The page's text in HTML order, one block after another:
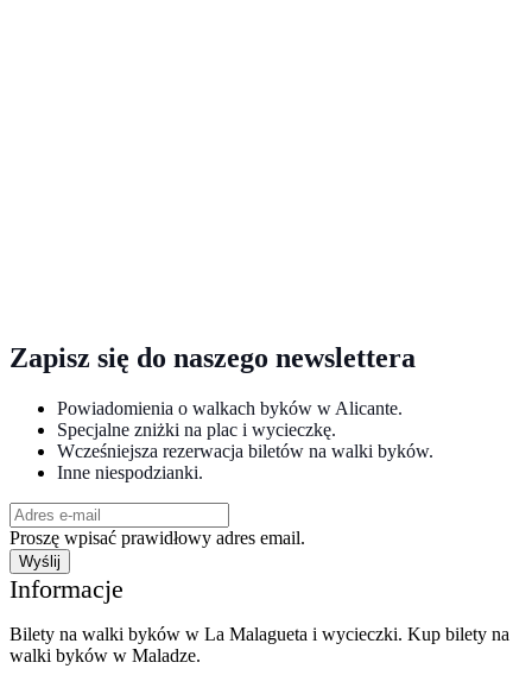
Zapisz się do naszego newslettera
Powiadomienia o walkach byków w Alicante.
Specjalne zniżki na plac i wycieczkę.
Wcześniejsza rezerwacja biletów na walki byków.
Inne niespodzianki.
Proszę wpisać prawidłowy adres email.
Wyślij
Informacje
Bilety na walki byków w La Malagueta i wycieczki. Kup bilety na
walki byków w Maladze.